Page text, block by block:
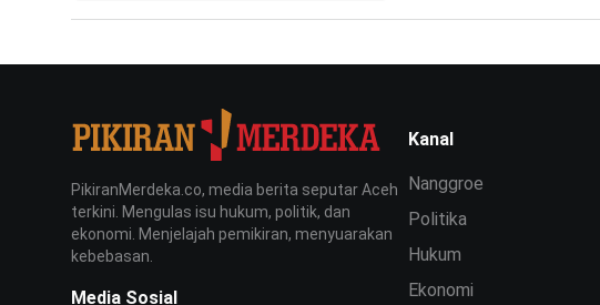
PikiranMerdeka.co, media berita seputar Aceh
terkini. Mengulas isu hukum, politik, dan
ekonomi. Menjelajah pemikiran, menyuarakan
kebebasan.
Media Sosial
Kanal
Nanggroe
Politika
Hukum
Ekonomi